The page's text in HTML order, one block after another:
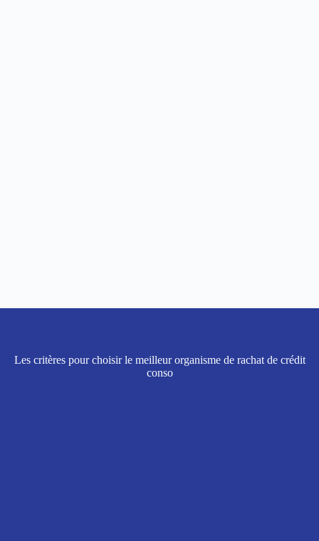
Les critères pour choisir le meilleur organisme de rachat de crédit
conso